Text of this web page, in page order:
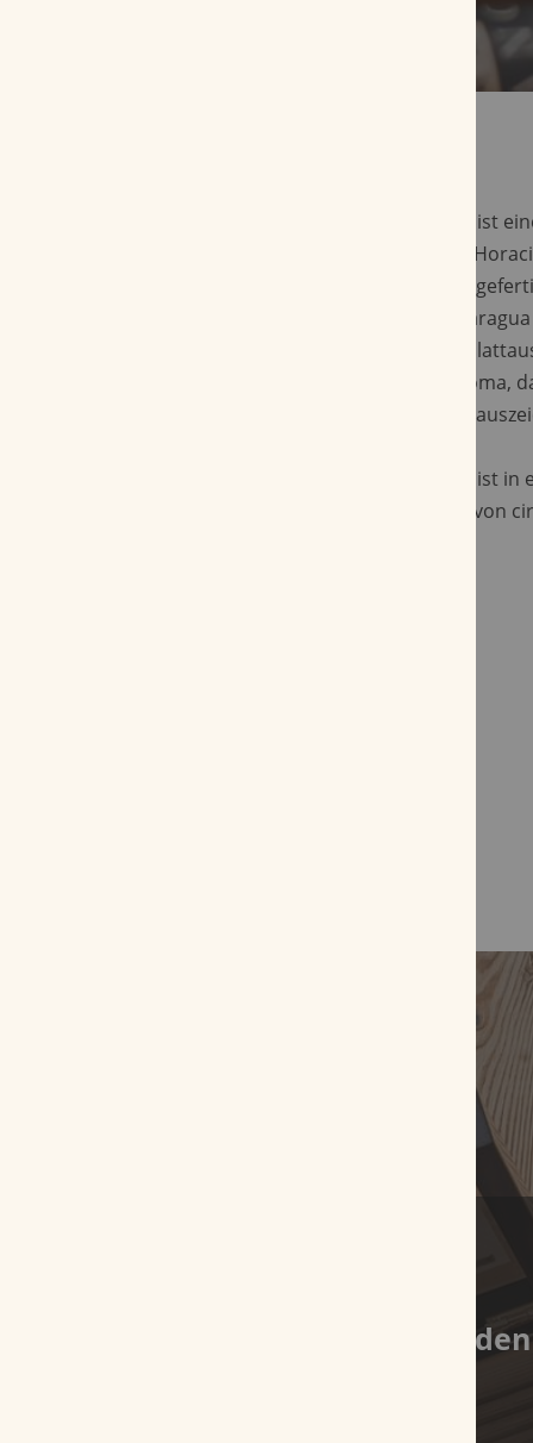
Die Horacio Edicion Especial 10 Aniversario ist
die anlässlich des 10. Jahrestags der Marke
wurde. Diese besonderen Vitolas sind
Einlage von hochwertigen Tabaken aus
ausdrucksstarken, ecuadorianischen
Das Ergebnis ist ein unverwechselbares Aroma,
würzigen Charakter und eine cremige Süße
Die Horacio Edicion Especial 10 Aniversario ist in
Format gerollt und bietet eine Rauchdauer von
Es